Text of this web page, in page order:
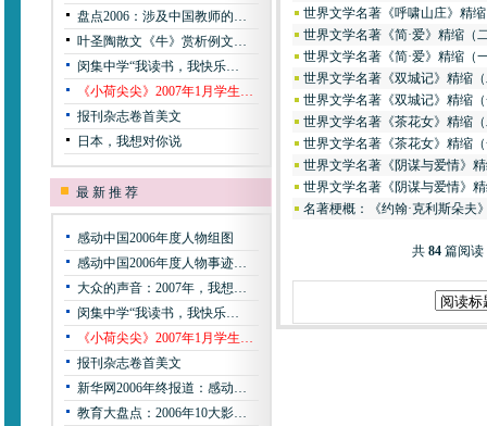
盘点2006：涉及中国教师的…
叶圣陶散文《牛》赏析例文…
闵集中学“我读书，我快乐…
《小荷尖尖》2007年1月学生…
报刊杂志卷首美文
日本，我想对你说
最 新 推 荐
感动中国2006年度人物组图
感动中国2006年度人物事迹…
大众的声音：2007年，我想…
闵集中学“我读书，我快乐…
《小荷尖尖》2007年1月学生…
报刊杂志卷首美文
新华网2006年终报道：感动…
教育大盘点：2006年10大影…
世界文学名著《呼啸山庄》精
世界文学名著《简·爱》精缩（
世界文学名著《简·爱》精缩（
世界文学名著《双城记》精缩
世界文学名著《双城记》精缩
世界文学名著《茶花女》精缩
世界文学名著《茶花女》精缩
世界文学名著《阴谋与爱情》
世界文学名著《阴谋与爱情》
名著梗概：《约翰·克利斯朵夫
共 84 篇阅